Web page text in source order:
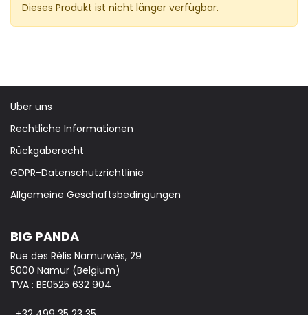
Dieses Produkt ist nicht länger verfügbar.
Über uns
Rechtliche Informationen
Rückgaberecht
GDPR-Datenschutzrichtlinie
Allgemeine Geschäftsbedingungen
BIG PANDA
Rue des Rèlis Namurwès, 29
5000 Namur (Belgium)
TVA : BE0525 632 904